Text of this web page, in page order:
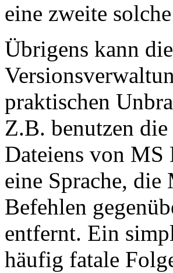
eine zweite
Übrigens kann
praktischen
Z.B. benutzen
Dateiens von
eine Sprache,
Befehlen
entfernt. Ein
häufig fatale